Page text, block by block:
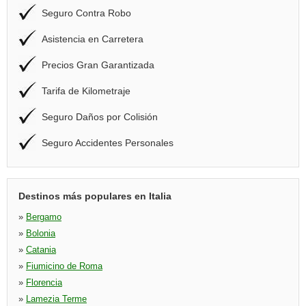
Seguro Contra Robo
Asistencia en Carretera
Precios Gran Garantizada
Tarifa de Kilometraje
Seguro Daños por Colisión
Seguro Accidentes Personales
Destinos más populares en Italia
» Bergamo
» Bolonia
» Catania
» Fiumicino de Roma
» Florencia
» Lamezia Terme